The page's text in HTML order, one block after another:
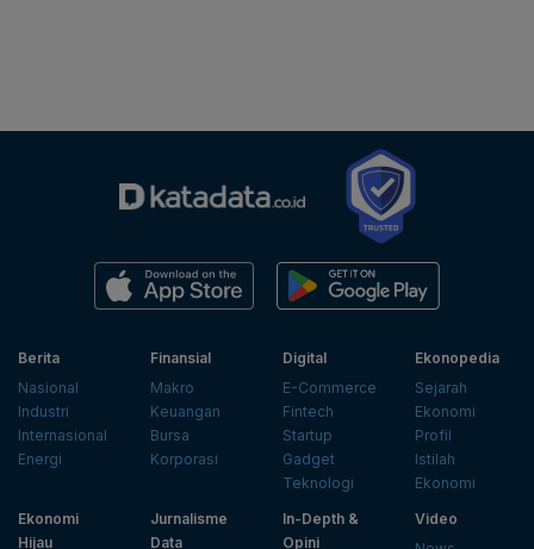
Berita
Nasional
Industri
Internasional
Energi
Finansial
Makro
Keuangan
Bursa
Korporasi
Digital
E-Commerce
Fintech
Startup
Gadget
Teknologi
Ekonopedia
Sejarah
Ekonomi
Profil
Istilah
Ekonomi
Ekonomi
Hijau
Jurnalisme
Data
In-Depth &
Opini
Video